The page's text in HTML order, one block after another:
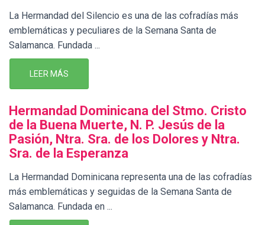
La Hermandad del Silencio es una de las cofradías más
emblemáticas y peculiares de la Semana Santa de
Salamanca. Fundada ...
LEER MÁS
Hermandad Dominicana del Stmo. Cristo
de la Buena Muerte, N. P. Jesús de la
Pasión, Ntra. Sra. de los Dolores y Ntra.
Sra. de la Esperanza
La Hermandad Dominicana representa una de las cofradías
más emblemáticas y seguidas de la Semana Santa de
Salamanca. Fundada en ...